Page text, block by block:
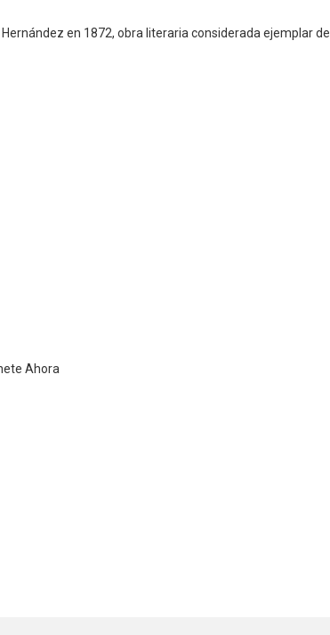
en 1872, obra literaria considerada ejemplar del